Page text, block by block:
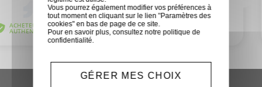
Vous pourrez également modifier vos préférences à
tout moment en cliquant sur le lien "Paramètres des
cookies" en bas de page de ce site.
Pour en savoir plus, consultez notrepolitique de
confidentialité
GÉRER MES CHOIX